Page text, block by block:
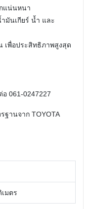
แน่นหนา
มันเกียร์ น้ำ และ
เพื่อประสิทธิภาพสูงสุด
061-0247227
านจาก TOYOTA
มตร